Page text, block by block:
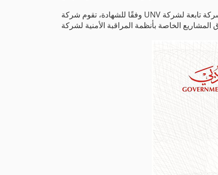
وفقًا للشهادة، تقوم شركة UNV تكنولوجيا الشرق الأوسط، وهي شركة تابعة لشركة Uniview، بتشغيل نظام إدارة الفيديو الذي يتوافق مع متطلبات نظام SIRA للنطاق